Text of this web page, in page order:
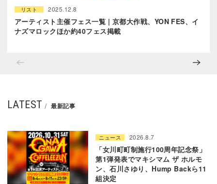
リスト 2025.12.8
アーティスト主催フェス一覧 | 京都大作戦、YON FES、イ
ナズマロックほか約40フェス掲載
LATEST 最新記事
ニュース 2026.8.7
「女川町町制施行100周年記念祭」
第1弾発表でマキシマム ザ ホルモ
ン、石川さゆり、Hump Backら11
組決定